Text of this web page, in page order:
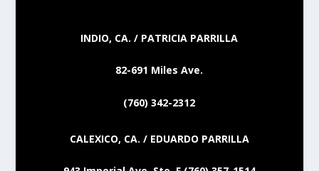
INDIO, CA. / PATRICIA PARRILLA
82-691 Miles Ave.
(760) 342-2312
CALEXICO, CA. / EDUARDO PARRILLA